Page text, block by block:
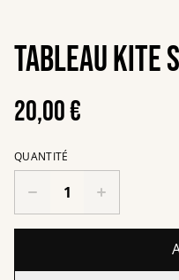
Tableau kite
20,00 €
QUANTITÉ